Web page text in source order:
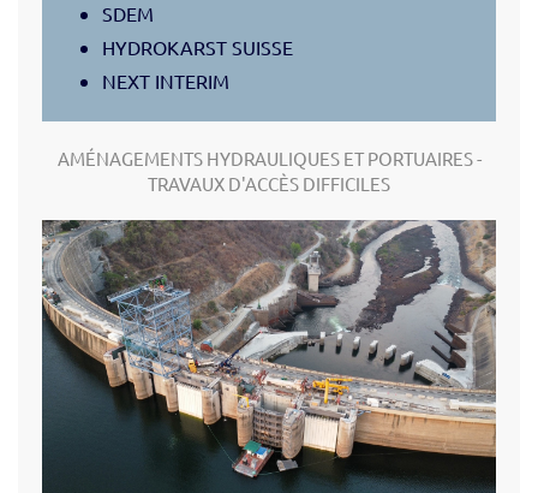
SDEM
HYDROKARST SUISSE
NEXT INTERIM
AMÉNAGEMENTS HYDRAULIQUES ET PORTUAIRES -
TRAVAUX D'ACCÈS DIFFICILES